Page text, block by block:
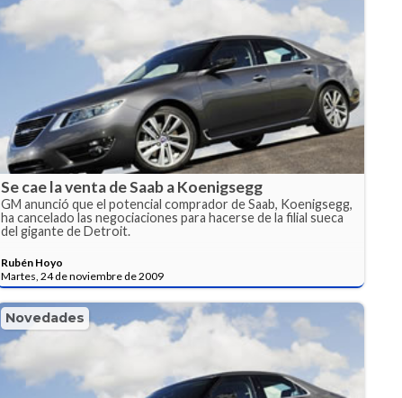
Se cae la venta de Saab a Koenigsegg
GM anunció que el potencial comprador de Saab, Koenigsegg,
ha cancelado las negociaciones para hacerse de la filial sueca
del gigante de Detroit.
Rubén Hoyo
Martes, 24 de noviembre de 2009
Novedades